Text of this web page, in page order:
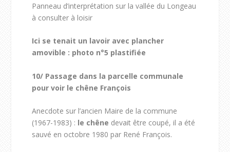
Panneau d’interprétation sur la vallée du Longeau
à consulter à loisir
Ici se tenait un lavoir avec plancher
amovible : photo n°5 plastifiée
10/ Passage dans la parcelle communale
pour voir le chêne François
Anecdote sur l’ancien Maire de la commune
(1967-1983) : le chêne devait être coupé, il a été
sauvé en octobre 1980 par René François.